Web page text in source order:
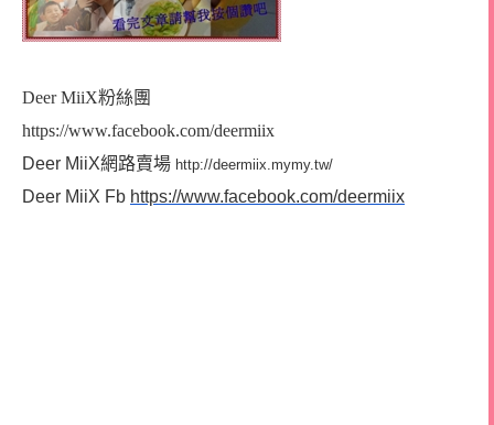
Deer MiiX粉絲團
https://www.facebook.com/deermiix
Deer MiiX網路賣場 http://deermiix.mymy.tw/
Deer MiiX Fb https://www.facebook.com/deermiix